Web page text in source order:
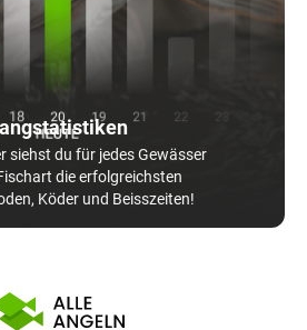
siehst du für jedes Gewässer
die erfolgreichsten
Köder und Beisszeiten!